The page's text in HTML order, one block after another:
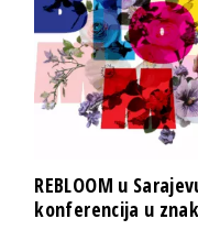
REBLOOM u
konferencija u